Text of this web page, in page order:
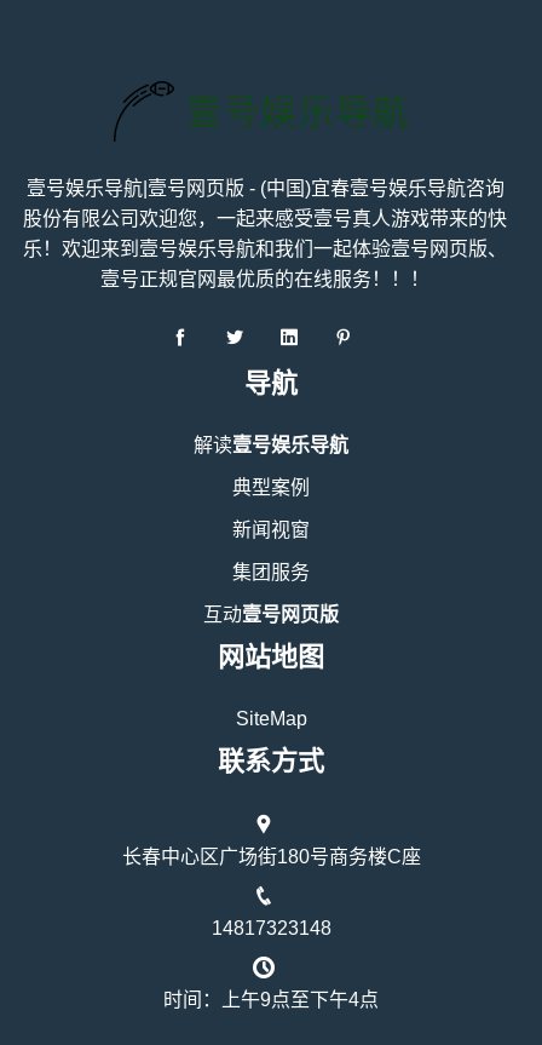
壹号娱乐导航|壹号网页版 - (中国)宜春壹号娱乐导航咨询
股份有限公司欢迎您，一起来感受壹号真人游戏带来的快
乐！欢迎来到壹号娱乐导航和我们一起体验壹号网页版、
壹号正规官网最优质的在线服务！！！
导航
解读壹号娱乐导航
典型案例
新闻视窗
集团服务
互动壹号网页版
网站地图
SiteMap
联系方式
长春中心区广场街180号商务楼C座
14817323148
时间：上午9点至下午4点